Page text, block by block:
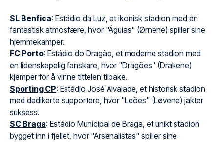
SL Benfica: Estádio da Luz, et ikonisk stadion med en
fantastisk atmosfære, hvor "Águias" (Ørnene) spiller sine
hjemmekamper.
FC Porto: Estádio do Dragão, et moderne stadion med
en lidenskapelig fanskare, hvor "Dragões" (Drakene)
kjemper for å vinne tittelen tilbake.
Sporting CP: Estádio José Alvalade, et historisk stadion
med dedikerte supportere, hvor "Leões" (Løvene) jakter
suksess.
SC Braga: Estádio Municipal de Braga, et unikt stadion
bygget inn i fjellet, hvor "Arsenalistas" spiller sine